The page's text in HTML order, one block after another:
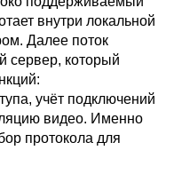
внутри локальной
Далее поток
сервер, который
учёт подключений
видео. Именно
протокола для